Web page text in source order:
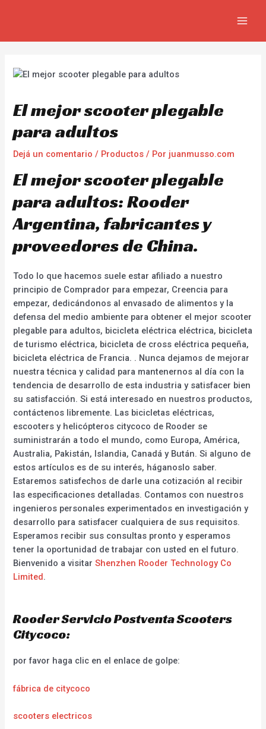
El mejor scooter plegable
para adultos
Dejá un comentario / Productos / Por juanmusso.com
El mejor scooter plegable
para adultos: Rooder
Argentina, fabricantes y
proveedores de China.
Todo lo que hacemos suele estar afiliado a nuestro
principio de Comprador para empezar, Creencia para
empezar, dedicándonos al envasado de alimentos y la
defensa del medio ambiente para obtener el mejor scooter
plegable para adultos, bicicleta eléctrica eléctrica, bicicleta
de turismo eléctrica, bicicleta de cross eléctrica pequeña,
bicicleta eléctrica de Francia. . Nunca dejamos de mejorar
nuestra técnica y calidad para mantenernos al día con la
tendencia de desarrollo de esta industria y satisfacer bien
su satisfacción. Si está interesado en nuestros productos,
contáctenos libremente. Las bicicletas eléctricas,
escooters y helicópteros citycoco de Rooder se
suministrarán a todo el mundo, como Europa, América,
Australia, Pakistán, Islandia, Canadá y Bután. Si alguno de
estos artículos es de su interés, háganoslo saber.
Estaremos satisfechos de darle una cotización al recibir
las especificaciones detalladas. Contamos con nuestros
ingenieros personales experimentados en investigación y
desarrollo para satisfacer cualquiera de sus requisitos.
Esperamos recibir sus consultas pronto y esperamos
tener la oportunidad de trabajar con usted en el futuro.
Bienvenido a visitarShenzhen Rooder Technology Co
Limited.
Rooder Servicio Postventa Scooters
Citycoco:
por favor haga clic en el enlace de golpe:
fábrica de citycoco
scooters electricos